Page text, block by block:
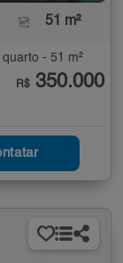
51 m²
- 51 m²
R$ 350.000